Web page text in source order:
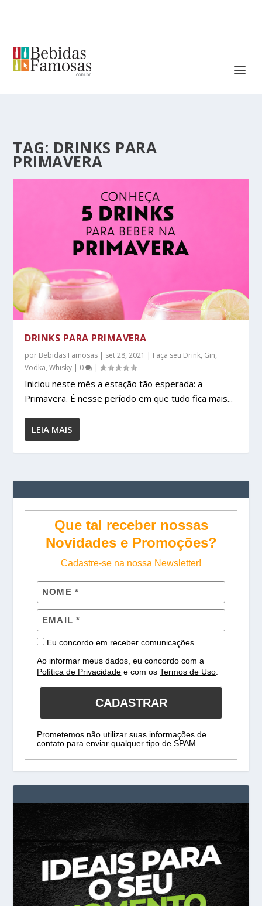
TAG: DRINKS PARA
PRIMAVERA
DRINKS PARA PRIMAVERA
por Bebidas Famosas | set 28, 2021 | Faça seu Drink, Gin,
Vodka,Whisky | 0 |
Iniciou neste mês a estação tão esperada: a
Primavera. É nesse período em que tudo fica mais...
LEIA MAIS
Que tal receber nossas
Novidades e Promoções?
Cadastre-se na nossa Newsletter!
Eu concordo em receber comunicações.
Ao informar meus dados, eu concordo com a
Política de Privacidade e com osTermos de Uso
CADASTRAR
Prometemos não utilizar suas informações de
contato para enviar qualquer tipo de SPAM.